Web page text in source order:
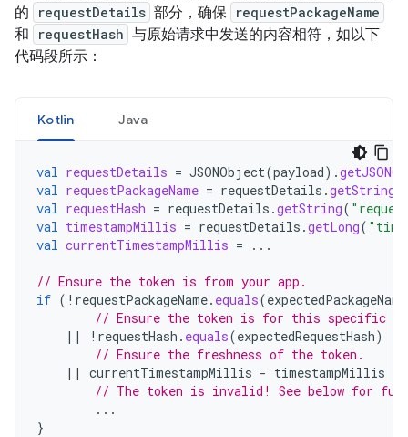
的
requestDetails 部分，确保 requestPackageName
和 requestHash 与原始请求中发送的内容相符，如以下
代码段所示：
Kotlin Java
val requestDetails = JSONObject(payload).
val requestPackageName = requestDetails .getString
val requestHash = requestDetails .getString(
val timestampMillis = requestDetails .getLong(
val currentTimestampMillis = ...
// Ensure the token is from your app.
if ( ! requestPackageName. equals(expectedPackageName
// Ensure the token is for this specific
||
! requestHash . equals(expectedRequestHash)
// Ensure the freshness of the token.
||
currentTimestampMillis - timestampMillis
// The token is invalid! See below for
...
}